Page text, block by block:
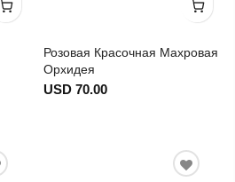
Розовая Красочная Махровая
Орхидея
USD 70.00